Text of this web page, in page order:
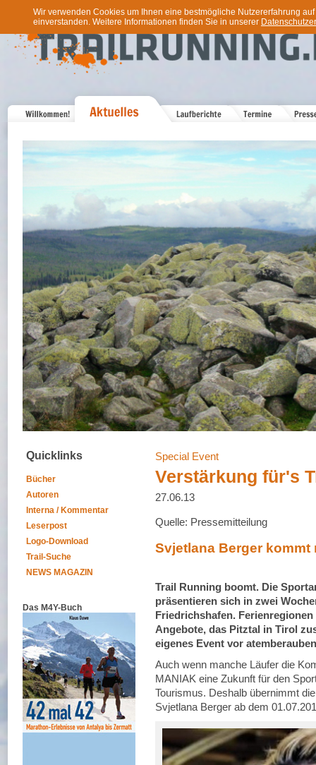
Wir verwenden Cookies um Ihnen eine bestmögliche Nutzererfahrung
einverstanden. Weitere Informationen finden Sie in unserer
Quicklinks
Bücher
Autoren
Interna / Kommentar
Leserpost
Logo-Download
Trail-Suche
NEWS MAGAZIN
Das M4Y-Buch
Special Event
Verstärkung für's
27.06.13
Quelle: Pressemitteilung
Svjetlana Berger kommt
Trail Running boomt. Die
präsentieren sich in zwei
Friedrichshafen.
Angebote, das Pitztal in Tirol
eigenes Event vor
Auch wenn manche Läufer die
MANIAK eine Zukunft für den
Tourismus. Deshalb übernimmt
Svjetlana Berger ab dem